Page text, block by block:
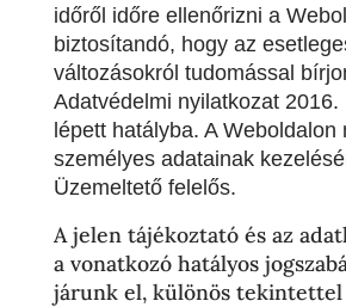
időről időre ellenőrizni a
biztosítandó, hogy az
változásokról tudomással
Adatvédelmi nyilatkozat 2016.
lépett hatályba. A Weboldalon
személyes adatainak
Üzemeltető felelős.
A jelen tájékoztató és az
a vonatkozó hatályos
járunk el, különös tekintettel